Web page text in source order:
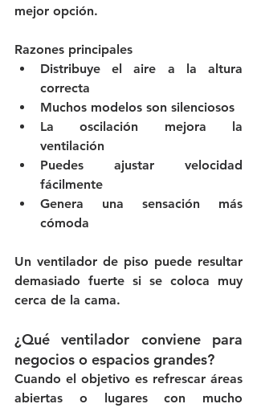
mejor opción.
Razones principales
Distribuye el aire a la altura
correcta
Muchos modelos son silenciosos
La oscilación mejora la
ventilación
Puedes ajustar velocidad
fácilmente
Genera una sensación más
cómoda
Un ventilador de piso puede resultar
demasiado fuerte si se coloca muy
cerca de la cama.
¿Qué ventilador conviene para
negocios o espacios grandes?
Cuando el objetivo es refrescar áreas
abiertas o lugares con mucho